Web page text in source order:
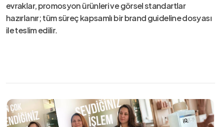
evraklar, promosyon ürünleri ve görsel standartlar
hazırlanır; tüm süreç kapsamlı bir brand guideline dosyası
ile teslim edilir.